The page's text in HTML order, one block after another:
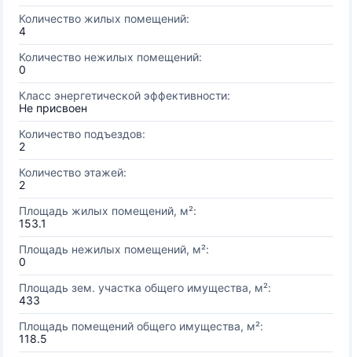
Количество жилых помещений:
4
Количество нежилых помещений:
0
Класс энергетической эффективности:
Не присвоен
Количество подъездов:
2
Количество этажей:
2
Площадь жилых помещений, м²:
153.1
Площадь нежилых помещений, м²:
0
Площадь зем. участка общего имущества, м²:
433
Площадь помещений общего имущества, м²:
118.5